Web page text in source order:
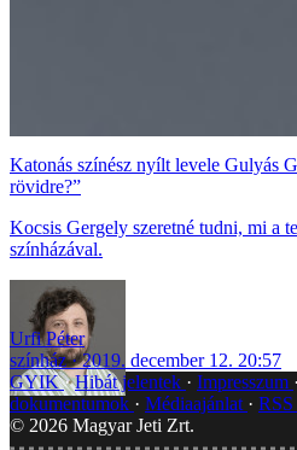
Katonás színész nyílt levele Gulyás
rövidre?”
Kocsis Gergely szeretné tudni, mi a
színházával.
Urfi Péter
színház
2019. december 12. 20:57
GYIK Hibát jelentek Impresszum
dokumentumok
Médiaajánlat RSS
© 2026 Magyar Jeti Zrt.